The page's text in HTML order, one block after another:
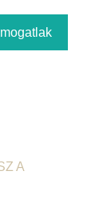
A